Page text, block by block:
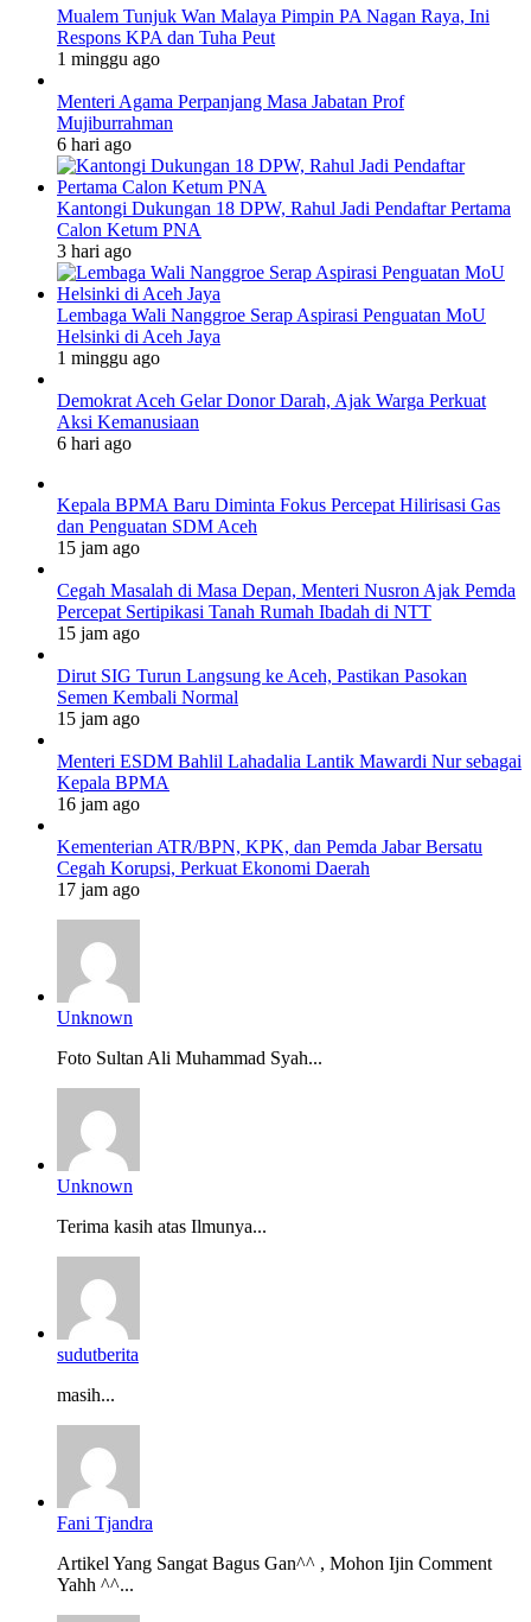
Mualem Tunjuk Wan Malaya Pimpin PA Nagan Raya, Ini
Respons KPA dan Tuha Peut
1 minggu ago
Menteri Agama Perpanjang Masa Jabatan Prof
Mujiburrahman
6 hari ago
Kantongi Dukungan 18 DPW, Rahul Jadi Pendaftar Pertama
Calon Ketum PNA
3 hari ago
Lembaga Wali Nanggroe Serap Aspirasi Penguatan MoU
Helsinki di Aceh Jaya
1 minggu ago
Demokrat Aceh Gelar Donor Darah, Ajak Warga Perkuat
Aksi Kemanusiaan
6 hari ago
Kepala BPMA Baru Diminta Fokus Percepat Hilirisasi Gas
dan Penguatan SDM Aceh
15 jam ago
Cegah Masalah di Masa Depan, Menteri Nusron Ajak Pemda
Percepat Sertipikasi Tanah Rumah Ibadah di NTT
15 jam ago
Dirut SIG Turun Langsung ke Aceh, Pastikan Pasokan
Semen Kembali Normal
15 jam ago
Menteri ESDM Bahlil Lahadalia Lantik Mawardi Nur sebagai
Kepala BPMA
16 jam ago
Kementerian ATR/BPN, KPK, dan Pemda Jabar Bersatu
Cegah Korupsi, Perkuat Ekonomi Daerah
17 jam ago
Unknown
Foto Sultan Ali Muhammad Syah...
Unknown
Terima kasih atas Ilmunya...
sudutberita
masih...
Fani Tjandra
Artikel Yang Sangat Bagus Gan^^ , Mohon Ijin Comment
Yahh ^^...